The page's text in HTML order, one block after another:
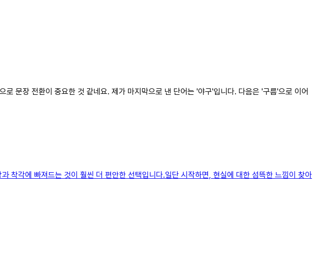
문장 전환이 중요한 것 같네요. 제가 마지막으로 낸 단어는 '야구'입니다. 다음은 '구름'으로 이어
착각에 빠져드는 것이 훨씬 더 편안한 선택입니다.일단 시작하면, 현실에 대한 섬뜩한 느낌이 찾아